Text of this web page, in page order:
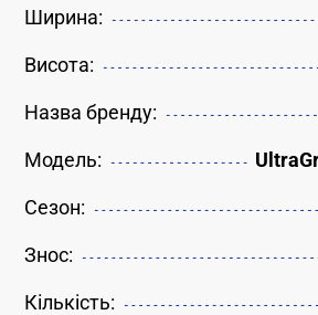
Ширина:
Висота:
Назва бренду:
Модель:
Сезон:
Знос:
Кількість: